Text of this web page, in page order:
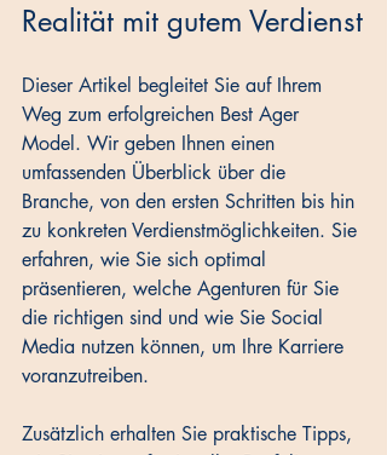
Realität mit gutem Verdienst
Dieser Artikel begleitet Sie auf Ihrem
Weg zum erfolgreichen Best Ager
Model. Wir geben Ihnen einen
umfassenden Überblick über die
Branche, von den ersten Schritten bis hin
zu konkreten Verdienstmöglichkeiten. Sie
erfahren, wie Sie sich optimal
präsentieren, welche Agenturen für Sie
die richtigen sind und wie Sie Social
Media nutzen können, um Ihre Karriere
voranzutreiben.
Zusätzlich erhalten Sie praktische Tipps,